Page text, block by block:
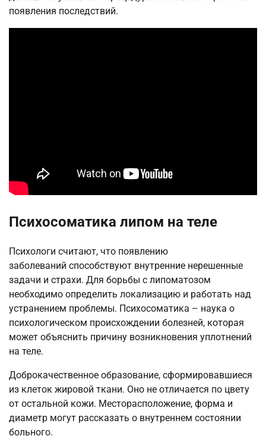
появления последствий.
Психосоматика липом на теле
Психологи считают, что появлению
заболеваний способствуют внутренние нерешенные
задачи и страхи. Для борьбы с липоматозом
необходимо определить локализацию и работать над
устранением проблемы. Психосоматика – наука о
психологическом происхождении болезней, которая
может объяснить причину возникновения уплотнений
на теле.
Доброкачественное образование, сформировавшиеся
из клеток жировой ткани. Оно не отличается по цвету
от остальной кожи. Месторасположение, форма и
диаметр могут рассказать о внутреннем состоянии
больного.